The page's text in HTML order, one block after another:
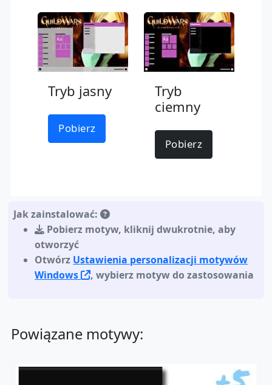
Tryb jasny
Pobierz
Tryb
ciemny
Pobierz
Jak zainstalować:
Pobierz motyw, kliknij dwukrotnie, aby
otworzyć
Otwórz Ustawienia personalizacji motywów
Windows
, wybierz motyw do zastosowania
Powiązane motywy: